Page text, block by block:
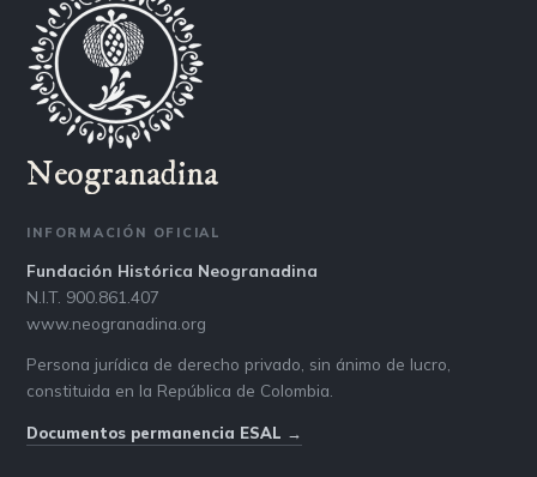
Neogranadina
INFORMACIÓN OFICIAL
Fundación Histórica Neogranadina
N.I.T. 900.861.407
www.neogranadina.org
Persona jurídica de derecho privado, sin ánimo de lucro,
constituida en la República de Colombia.
Documentos permanencia ESAL →